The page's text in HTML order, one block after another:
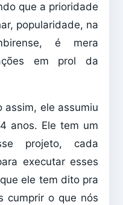
que a prioridade
popularidade, na
é mera
em prol da
assim, ele assumiu
anos. Ele tem um
projeto, cada
executar esses
ele tem dito pra
cumprir o que nós